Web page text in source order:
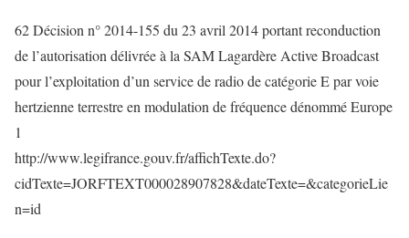
62 Décision n° 2014-155 du 23 avril 2014 portant reconduction
de l’autorisation délivrée à la SAM Lagardère Active Broadcast
pour l’exploitation d’un service de radio de catégorie E par voie
hertzienne terrestre en modulation de fréquence dénommé Europe
1
http://www.legifrance.gouv.fr/affichTexte.do?
cidTexte=JORFTEXT000028907828&dateTexte=&categorieLie
n=id